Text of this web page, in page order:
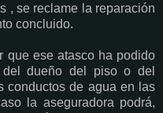
, se reclame la reparación
concluido.
que ese atasco ha podido
del dueño del piso o del
conductos de agua en las
la aseguradora podrá,